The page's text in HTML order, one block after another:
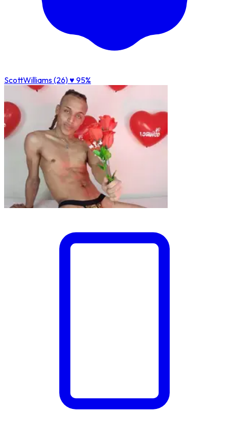
ScottWilliams (26)♥ 95%